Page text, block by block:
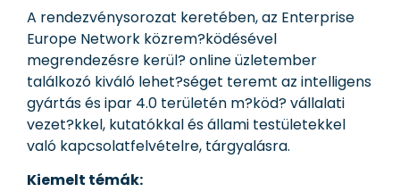
A rendezvénysorozat keretében, az Enterprise
Europe Network közrem?ködésével
megrendezésre kerül? online üzletember
találkozó kiváló lehet?séget teremt az intelligens
gyártás és ipar 4.0 területén m?köd? vállalati
vezet?kkel, kutatókkal és állami testületekkel
való kapcsolatfelvételre, tárgyalásra.
Kiemelt témák: